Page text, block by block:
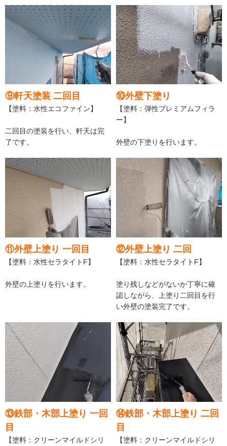
⑨軒天塗装 二回目
【塗料：水性エコファイン】
二回目の塗装を行い、軒天は完
了です。
⑩外壁下塗り
【塗料：弾性プレミアムフィラ
ー】
外壁の下塗りを行います。
⑪外壁上塗り 一回目
【塗料：水性セラタイトF】
外壁の上塗りを行います。
⑫外壁上塗り 二回
【塗料：水性セラタイトF】
塗り残しなどがないか丁寧に確
認しながら、上塗り二回目を行
い外壁の塗装完了です。
⑬鉄部・木部上塗り 一回
目
【塗料：クリーンマイルドシリ
⑭鉄部・木部上塗り 二回
目
【塗料：クリーンマイルドシリ